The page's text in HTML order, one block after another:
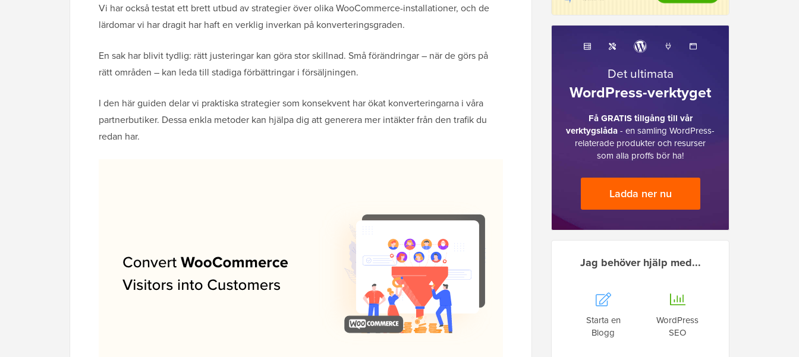
Vi har också testat ett brett utbud av strategier över olika WooCommerce-installationer, och de
lärdomar vi har dragit har haft en verklig inverkan på konverteringsgraden.
En sak har blivit tydlig: rätt justeringar kan göra stor skillnad. Små förändringar – när de görs på
rätt områden – kan leda till stadiga förbättringar i försäljningen.
I den här guiden delar vi praktiska strategier som konsekvent har ökat konverteringarna i våra
partnerbutiker. Dessa enkla metoder kan hjälpa dig att generera mer intäkter från den trafik du
redan har.
Det ultimata
WordPress-verktyget
Få GRATIS tillgång till vår
verktygslåda- en samling WordPress-
relaterade produkter och resurser
som alla proffs bör ha!
Ladda ner nu
Jag behöver hjälp med...
Starta en
Blogg
WordPress
SEO